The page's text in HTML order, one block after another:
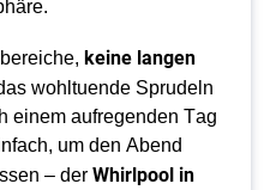
keine langen
wohltuende Sprudeln
einem aufregenden Tag
um den Abend
– der Whirlpool in